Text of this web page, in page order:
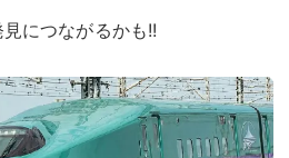
につながるかも!!